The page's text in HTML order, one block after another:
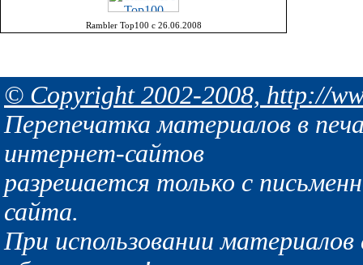
Rambler Top100 с 26.06.2008
© Copyright 2002-2008, http://
Перепечатка материалов в
интернет-сайтов
разрешается только с
сайта.
При использовании